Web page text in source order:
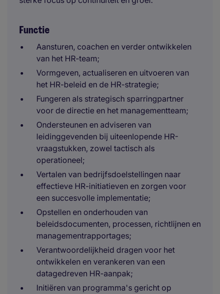
Functie
Aansturen, coachen en verder ontwikkelen
van het HR-team;
Vormgeven, actualiseren en uitvoeren van
het HR-beleid en de HR-strategie;
Fungeren als strategisch sparringpartner
voor de directie en het managementteam;
Ondersteunen en adviseren van
leidinggevenden bij uiteenlopende HR-
vraagstukken, zowel tactisch als
operationeel;
Vertalen van bedrijfsdoelstellingen naar
effectieve HR-initiatieven en zorgen voor
een succesvolle implementatie;
Opstellen en onderhouden van
beleidsdocumenten, processen, richtlijnen en
managementrapportages;
Verantwoordelijkheid dragen voor het
ontwikkelen en verankeren van een
datagedreven HR-aanpak;
Initiëren van programma's gericht op